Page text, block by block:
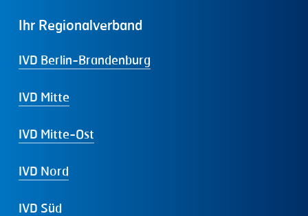
Ihr Regionalverband
IVD Berlin-Brandenburg
IVD Mitte
IVD Mitte-Ost
IVD Nord
IVD Süd